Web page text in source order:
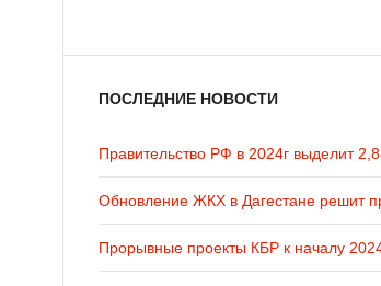
ПОСЛЕДНИЕ НОВОСТИ
Правительство РФ в 2024г выделит
Обновление ЖКХ в Дагестане решит
Прорывные проекты КБР к началу